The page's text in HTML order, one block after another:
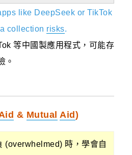
like DeepSeek or TikTok
collection risks.
等中國製應用程式，可能存
。
& Mutual Aid)
(overwhelmed) 時，學會自